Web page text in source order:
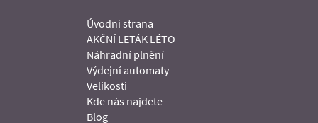
Úvodní strana
AKČNÍ LETÁK LÉTO
Náhradní plnění
Výdejní automaty
Velikosti
Kde nás najdete
Blog